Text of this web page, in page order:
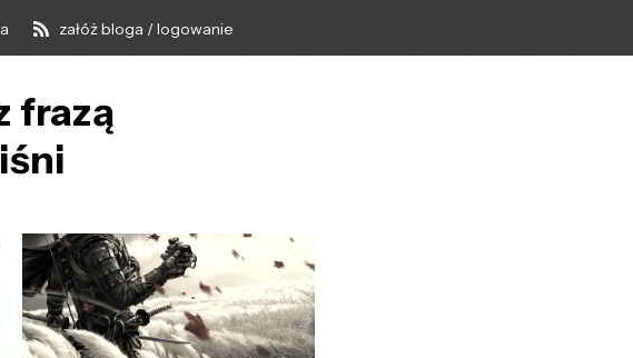
załóż bloga / logowanie
frazą